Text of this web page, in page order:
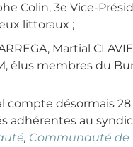
Colin, 3e Vice-
littoraux ;
Martial
élus membres du
compte désormais
adhérentes au
, Communauté de